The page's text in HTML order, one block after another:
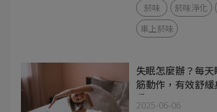
菸味
菸味淨化
車上菸味
失眠怎麼辦？每
筋動作，有效舒
香
2025-06-06